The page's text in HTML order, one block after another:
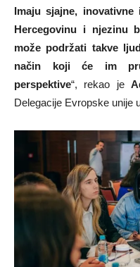
Imaju sjajne,
Hercegovinu i njezinu
može podržati takve
način koji će im
perspektive“, rekao je
Delegacije Evropske unije